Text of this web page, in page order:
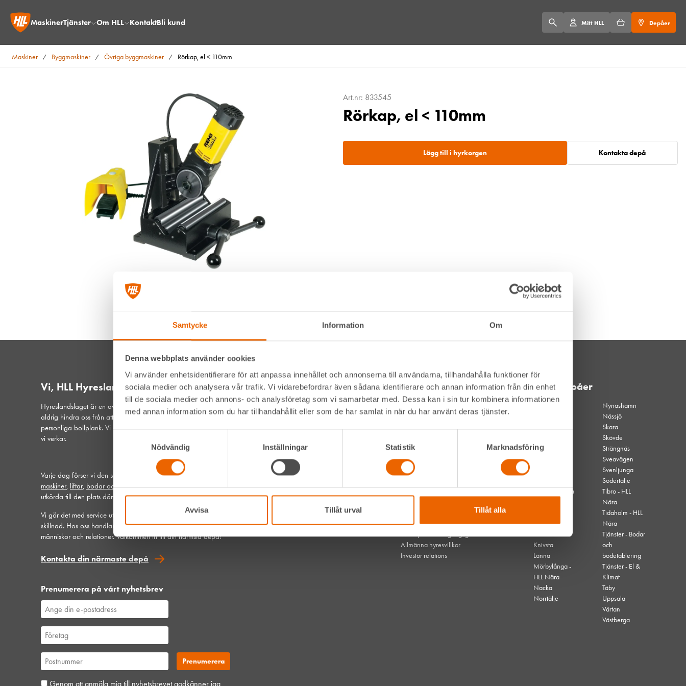
Samtycke Information Om
Denna webbplats använder cookies
Vi använder enhetsidentifierare för att anpassa innehållet och annonserna till användarna, tillhandahålla funktioner för
sociala medier och analysera vår trafik. Vi vidarebefordrar även sådana identifierare och annan information från din enhet
till de sociala medier och annons- och analysföretag som vi samarbetar med. Dessa kan i sin tur kombinera informationen
med annan information som du har tillhandahållit eller som de har samlat in när du har använt deras tjänster.
Nödvändig
Inställningar Statistik Marknadsföring
Avvisa Tillåt urval Tillåt alla
MaskinerTjänster Om HLL KontaktBli kund Mitt HLL Depåer
Maskiner / Byggmaskiner / Övriga byggmaskiner / Rörkap, el < 110mm
Art.nr: 833545
Rörkap, el < 110mm
Lägg till i hyrkorgen Kontakta depå
Vi, HLL Hyreslandslaget
Hyreslandslaget är en av Sveriges ledande maskinuthyrare. Det kommer
aldrig hindra oss från att vara din lokala samarbetspartner och
personliga bollplank. Vi är ett samspelt lag med hjärtat på platserna där
vi verkar.
Varje dag förser vi den svenska bygg- och anläggningsbranschen med
maskiner, liftar, bodar och vagnar– alltid med möjlighet att få dem
utkörda till den plats där du behöver dem.
Vi gör det med service utöver det vanliga och problemlösning som gör
skillnad. Hos oss handlar mycket om maskiner, men alltid allra mest om
människor och relationer. Välkommen in till din närmsta depå!
Kontakta din närmaste depå
Prenumerera på vårt nyhetsbrev
Genom att anmäla mig till nyhetsbrevet godkänner jag
Alltid nära
Facebook
Instagram
LinkedIn
Navigation
Våra depåer
Jobba hos oss
Om HLL
Hållbarhet
Vanliga frågor
Integritetspolicy
Webbplatsens tillgänglighet
Allmänna hyresvillkor
Investor relations
Våra depåer
kvällsöppet
Borgholm
Hjo - HLL Nära
Kalmar
Karlskrona
Knivsta
Länna
Mörbylånga -
HLL Nära
Nacka
Norrtälje
Nynäshamn
Nässjö
Skara
Skövde
Strängnäs
Sveavägen
Svenljunga
Södertälje
Tibro - HLL
Nära
Tidaholm - HLL
Nära
Tjänster - Bodar
och
bodetablering
Tjänster - El &
Klimat
Täby
Uppsala
Värtan
Västberga